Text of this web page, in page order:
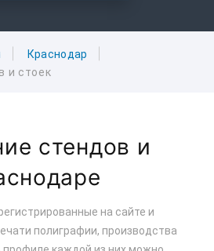
Краснодар
и стоек
стендов и
на сайте и
полиграфии, производства